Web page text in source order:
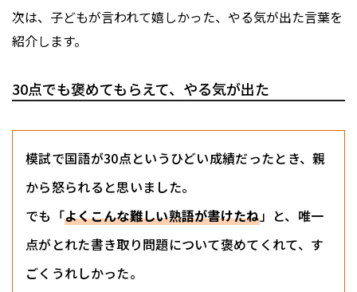
次は、子どもが言われて嬉しかった、やる気が出た言葉を
紹介します。
30点でも褒めてもらえて、やる気が出た
模試で国語が30点というひどい成績だったとき、親
から怒られると思いました。
でも「よくこんな難しい熟語が書けたね」と、唯一
点がとれた書き取り問題について褒めてくれて、す
ごくうれしかった。